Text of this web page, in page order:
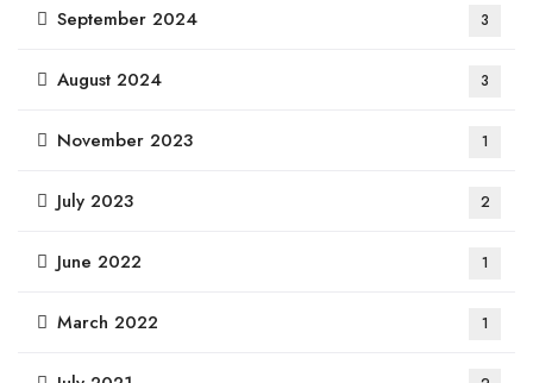
September 2024 3
August 2024 3
November 2023 1
July 2023 2
June 2022 1
March 2022 1